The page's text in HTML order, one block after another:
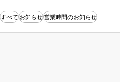
すべてお知らせ営業時間のお知らせ